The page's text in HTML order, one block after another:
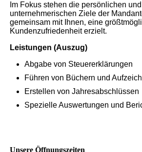
Im Fokus stehen die persönlichen und
unternehmerischen Ziele der
gemeinsam mit Ihnen, eine
Kundenzufriedenheit erzielt.
Leistungen (Auszug)
Abgabe von Steuererklärungen
Führen von Büchern und
Erstellen von Jahresabschlüssen
Spezielle Auswertungen und
Unsere Öffnungszeiten